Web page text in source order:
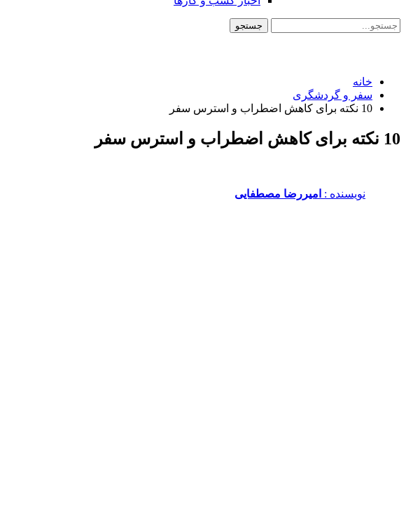
خانه
سفر و گردشگری
10 نکته برای کاهش اضطراب و استرس سفر
10 نکته برای کاهش اضطراب و استرس سفر
نویسنده :‌ امیررضا مصطفایی